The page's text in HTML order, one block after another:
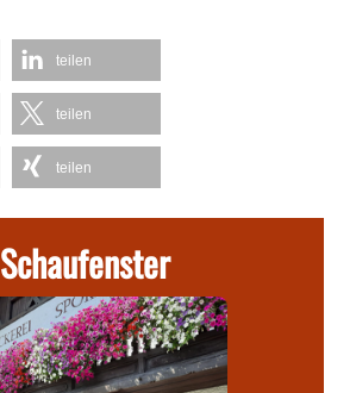
teilen
teilen
teilen
Schaufenster